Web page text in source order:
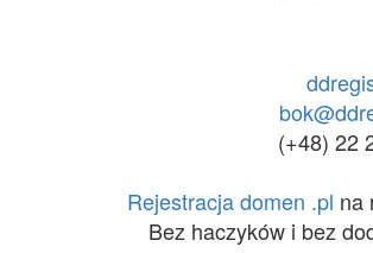
(+48) 22
Rejestracja domen .pl na
Bez haczyków i bez